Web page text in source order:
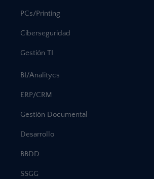
PCs/Printing
Ciberseguridad
Gestión TI
BI/Analitycs
ERP/CRM
Gestión Documental
Desarrollo
BBDD
SSGG